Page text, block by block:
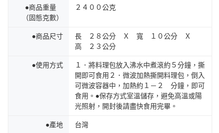
●商品重量
（固態克數）
２４００公克
●商品尺寸
長 ２８公分 Ｘ 寬 １０公分 Ｘ
高 ２３公分
●使用方式
１．將料理包放入沸水中煮滾約５分鐘，撕
開即可食用２．微波加熱撕開料理包，倒入
可微波容器中，加熱約１－２ 分鐘，即可
食用。●保存方式室溫儲存，避免高溫或陽
光照射，開封後請盡快食用完畢。
●產地 台灣